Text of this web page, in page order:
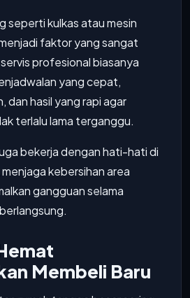
seperti kulkas atau mesin
faktor yang sangat
profesional biasanya
yang cepat,
dan hasil yang rapi agar
terlalu lama terganggu.
bekerja dengan hati-hati di
kebersihan area
gangguan selama
Membeli Baru